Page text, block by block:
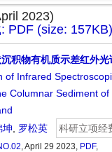
2023)
PDF (size: 157KB)
积物有机质示差红外光
of Infrared
Columnar Sediment
坤 罗松英 科研立项经
, April 29 2023, PDF,